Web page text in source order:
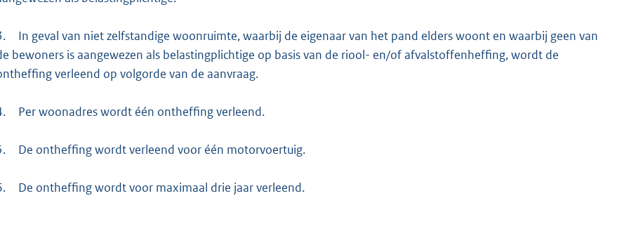
In geval van niet zelfstandige woonruimte, waarbij de eigenaar van het pand elders woont en waarbij geen van
bewoners is aangewezen als belastingplichtige op basis van de riool- en/of afvalstoffenheffing, wordt de
verleend op volgorde van de aanvraag.
Per woonadres wordt één ontheffing verleend.
De ontheffing wordt verleend voor één motorvoertuig.
De ontheffing wordt voor maximaal drie jaar verleend.